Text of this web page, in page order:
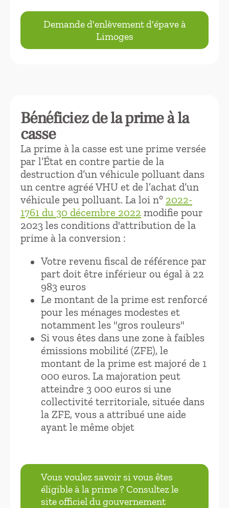
Demande d'enlèvement d'épave à
Limoges
Bénéficiez de la prime à la
casse
La prime à la casse est une prime versée
par l’État en contre partie de la
destruction d’un véhicule polluant dans
un centre agréé VHU et de l’achat d’un
véhicule peu polluant. La loi n° 2022-
1761 du 30 décembre 2022 modifie pour
2023 les conditions d'attribution de la
prime à la conversion :
Votre revenu fiscal de référence par
part doit être inférieur ou égal à 22
983 euros
Le montant de la prime est renforcé
pour les ménages modestes et
notamment les "gros rouleurs"
Si vous êtes dans une zone à faibles
émissions mobilité (ZFE), le
montant de la prime est majoré de 1
000 euros. La majoration peut
atteindre 3 000 euros si une
collectivité territoriale, située dans
la ZFE, vous a attribué une aide
ayant le même objet
Vous voulez savoir si vous êtes
éligible à la prime ? Consultez le
site officiel du gouvernement